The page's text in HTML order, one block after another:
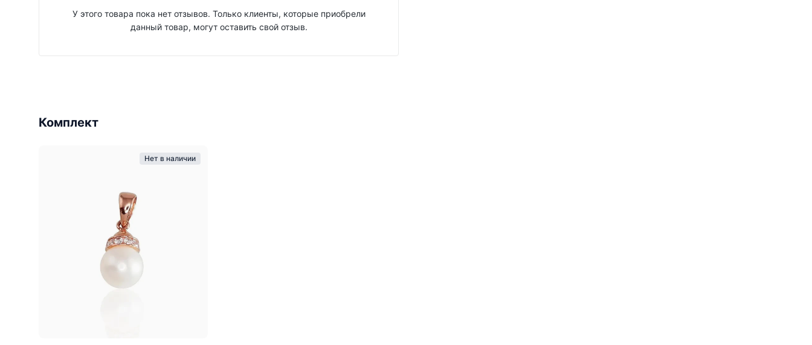
У этого товара пока нет отзывов. Только клиенты, которые приобрели
данный товар, могут оставить свой отзыв.
Комплект
Нет в наличии